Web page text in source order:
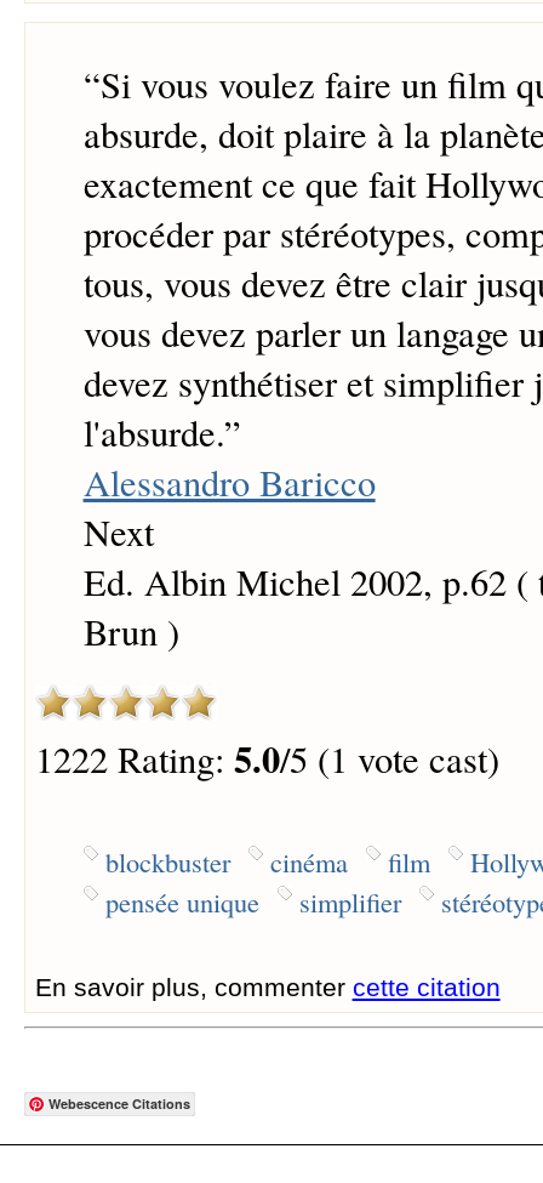
“Si vous voulez faire un film
absurde, doit plaire à la
exactement ce que fait
procéder par stéréotypes,
tous, vous devez être clair
vous devez parler un langage
devez synthétiser et simplifier
l'absurde.”
Alessandro Baricco
Next
Ed. Albin Michel 2002, p.62 (
Brun )
1222 Rating: 5.0/5 (1 vote cast)
blockbuster cinéma film
pensée unique
simplifier
En savoir plus, commenter cette citation
Webescence Citations